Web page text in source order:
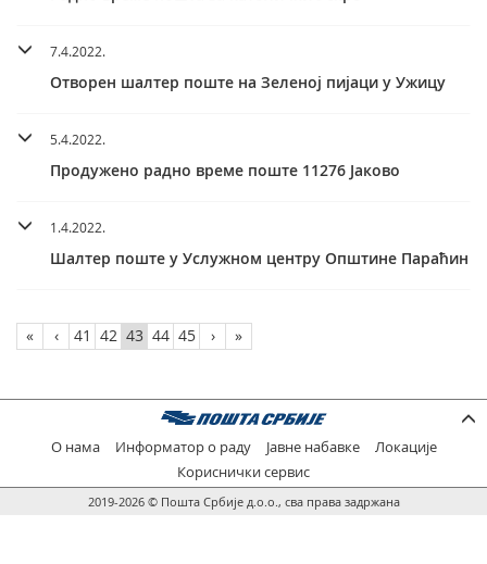
7.4.2022.
Отворен шалтер поште на Зеленој пијаци у Ужицу
5.4.2022.
Продужено радно време поште 11276 Јаково
1.4.2022.
Шалтер поште у Услужном центру Општине Параћин
« ‹ 41 42 43 44 45 › »
О нама Информатор о раду Јавне набавке
Локације
Кориснички сервис
2019-2026 © Пошта Србије д.о.о., сва права задржана